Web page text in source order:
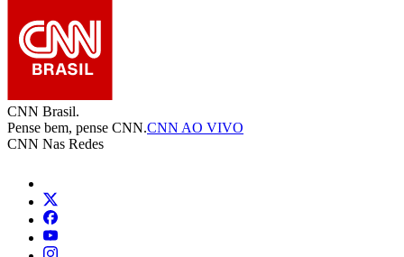
CNN Brasil.
Pense bem, pense CNN.CNN AO VIVO
CNN Nas Redes